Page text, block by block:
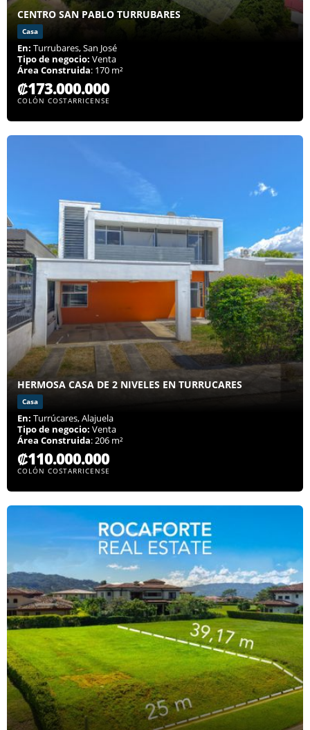
CENTRO SAN PABLO TURRUBARES
Casa
En: Turrubares, San José
Tipo de negocio: Venta
Área Construida: 170 m²
₡173.000.000
COLÓN COSTARRICENSE
HERMOSA CASA DE 2 NIVELES EN TURRUCARES
Casa
En: Turrúcares, Alajuela
Tipo de negocio: Venta
Área Construida: 206 m²
₡110.000.000
COLÓN COSTARRICENSE